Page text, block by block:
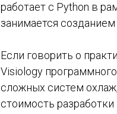
работает с Python в
занимается
Если говорить о
Visiology
сложных систем
стоимость